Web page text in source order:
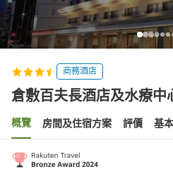
商務酒店
倉敷百夫長酒店及水療中
概覽 房間及住宿方案 評價 基